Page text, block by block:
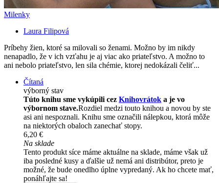
Milenky
Laura Filipová
Príbehy žien, ktoré sa milovali so ženami. Možno by im nikdy
nenapadlo, že v ich vzťahu je aj viac ako priateľstvo. A možno to
ani nebolo priateľstvo, len sila chémie, ktorej nedokázali čeliť...
Čítaná
výborný stav
Túto knihu sme vykúpili cez Knihovrátok a je vo
výbornom stave.Rozdiel medzi touto knihou a novou by ste
asi ani nespoznali. Knihu sme označili nálepkou, ktorá môže
na niektorých obaloch zanechať stopy.
6,20 €
Na sklade
Tento produkt síce máme aktuálne na sklade, máme však už
iba posledné kusy a ďalšie už nemá ani distribútor, preto je
možné, že bude onedlho úplne vypredaný. Ak ho chcete mať,
ponáhľajte sa!